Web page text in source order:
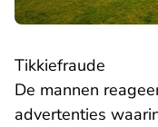
Tikkiefraude
De mannen
advertenties